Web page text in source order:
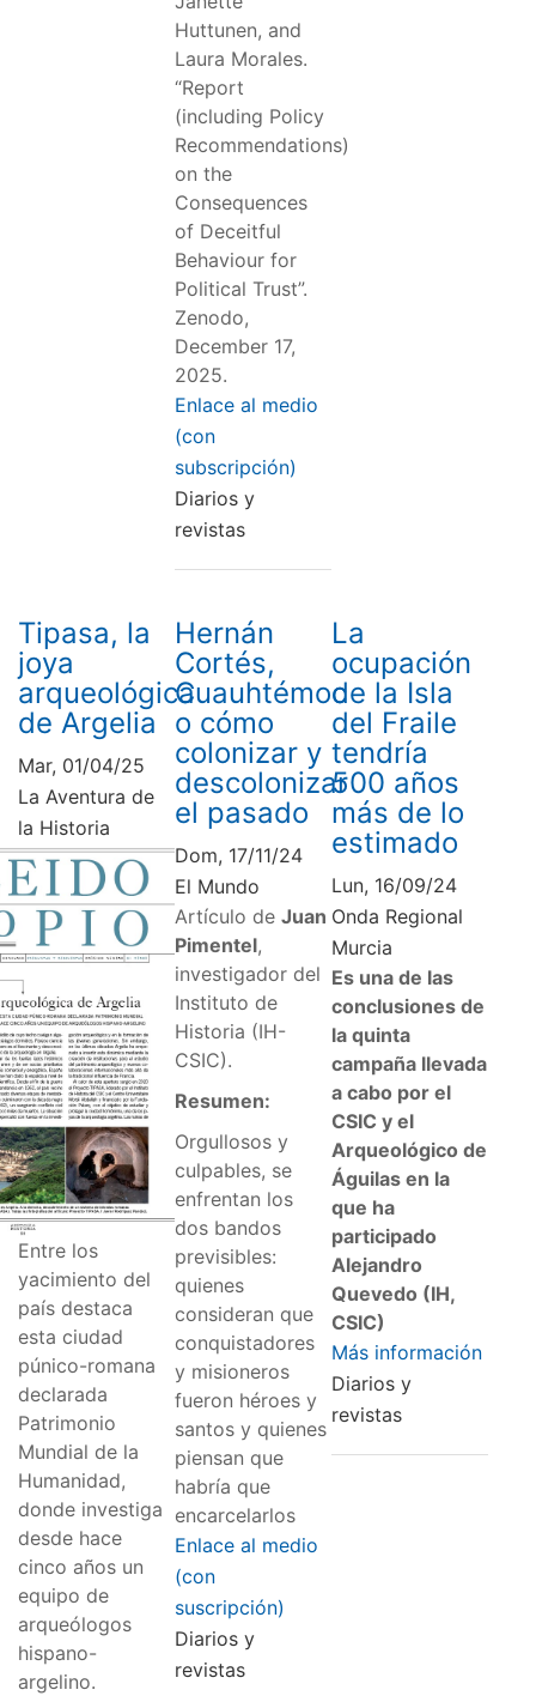
Huttunen, and
Laura Morales.
“Report
(including Policy
Recommendations)
on the
Consequences
of Deceitful
Behaviour for
Political Trust”.
Zenodo,
December 17,
2025.
Enlace al medio
(con
subscripción)
Diarios y
revistas
Tipasa, la
joya
arqueológica
de Argelia
Mar, 01/04/25
La Aventura de
la Historia
Entre los
yacimiento del
país destaca
esta ciudad
púnico-romana
declarada
Patrimonio
Mundial de la
Humanidad,
donde investiga
desde hace
cinco años un
equipo de
arqueólogos
hispano-
argelino.
Hernán
Cortés,
Cuauhtémoc
o cómo
colonizar y
descolonizar
el pasado
Dom, 17/11/24
El Mundo
Artículo de Juan
Pimentel,
investigador del
Instituto de
Historia (IH-
CSIC).
Resumen:
Orgullosos y
culpables, se
enfrentan los
dos bandos
previsibles:
quienes
consideran que
conquistadores
y misioneros
fueron héroes y
santos y quienes
piensan que
habría que
encarcelarlos
Enlace al medio
(con
suscripción)
Diarios y
revistas
La
ocupación
de la Isla
del Fraile
tendría
500 años
más de lo
estimado
Lun, 16/09/24
Onda Regional
Murcia
Es una de las
conclusiones de
la quinta
campaña llevada
a cabo por el
CSIC y el
Arqueológico de
Águilas en la
que ha
participado
Alejandro
Quevedo (IH,
CSIC)
Más información
Diarios y
revistas